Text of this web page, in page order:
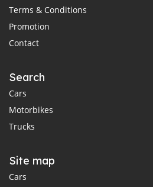
Terms & Conditions
Promotion
Contact
Search
Cars
Motorbikes
Trucks
Site map
Cars